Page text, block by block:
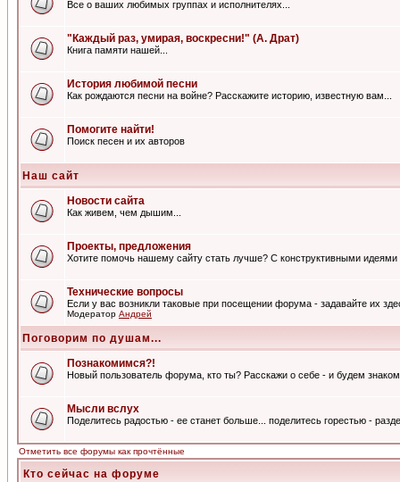
Все о ваших любимых группах и исполнителях...
"Каждый раз, умирая, воскресни!" (А. Драт)
Книга памяти нашей...
История любимой песни
Как рождаются песни на войне? Расскажите историю, известную вам...
Помогите найти!
Поиск песен и их авторов
Наш сайт
Новости сайта
Как живем, чем дышим...
Проекты, предложения
Хотите помочь нашему сайту стать лучше? С конструктивными
Технические вопросы
Если у вас возникли таковые при посещении форума - задавайте их
Модератор Андрей
Поговорим по душам...
Познакомимся?!
Новый пользователь форума, кто ты? Расскажи о себе - и будем
Мысли вслух
Поделитесь радостью - ее станет больше... поделитесь горестью -
Отметить все форумы как прочтённые
Кто сейчас на форуме